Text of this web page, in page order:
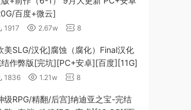
百度+微云]
1917 2.67w 8
美SLG/汉化]腐蚀（腐化）Final汉化
结作弊版[完坑][PC+安卓][百度][11G]
1836 1.21w 8
级RPG/精翻/后宫]纳迪亚之宝-完结